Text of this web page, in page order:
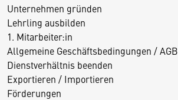
Unternehmen gründen
Lehrling ausbilden
1. Mitarbeiter:in
Allgemeine Geschäftsbedingungen / AGB
Dienstverhältnis beenden
Exportieren / Importieren
Förderungen